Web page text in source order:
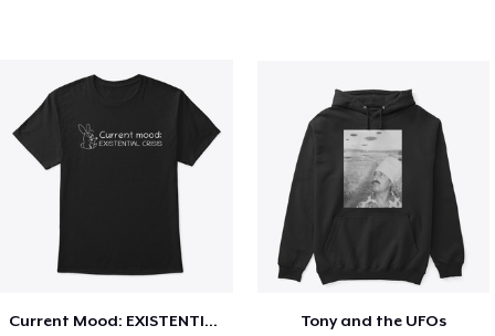
Current Mood: EXISTENTIAL CRISIS Tony and the UFOs